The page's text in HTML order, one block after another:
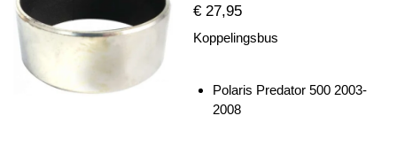
€ 27,95
Koppelingsbus
Polaris Predator 500 2003-
2008